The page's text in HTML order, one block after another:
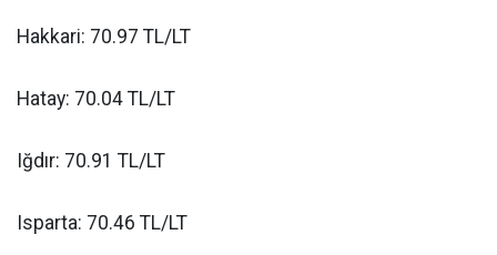
Hakkari: 70.97 TL/LT
Hatay: 70.04 TL/LT
Iğdır: 70.91 TL/LT
Isparta: 70.46 TL/LT